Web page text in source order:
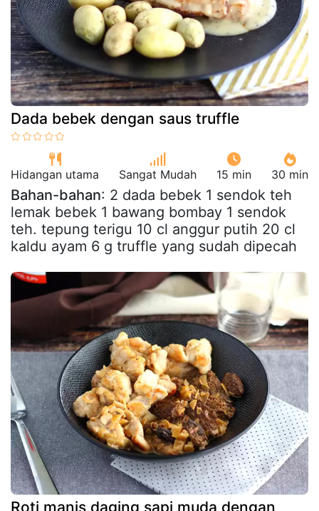
Dada bebek dengan saus truffle
Hidangan utama Sangat Mudah 15 min 30 min
Bahan-bahan: 2 dada bebek 1 sendok teh
lemak bebek 1 bawang bombay 1 sendok
teh. tepung terigu 10 cl anggur putih 20 cl
kaldu ayam 6 g truffle yang sudah dipecah
Roti manis daging sapi muda dengan